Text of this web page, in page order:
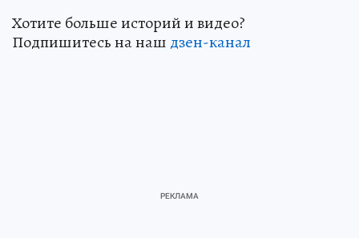
Хотите больше историй и видео?
Подпишитесь на наш дзен-канал